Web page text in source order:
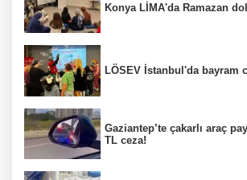
Konya LİMA'da Ramazan
LÖSEV İstanbul'da bayram
Gaziantep’te çakarlı araç
TL ceza!